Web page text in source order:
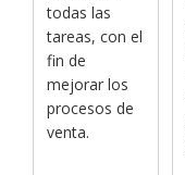
todas las
tareas, con el
fin de
mejorar los
procesos de
venta.